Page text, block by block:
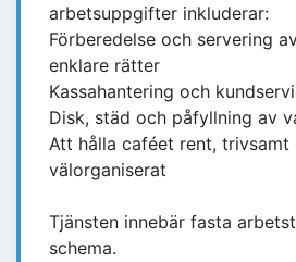
arbetsuppgifter inkluderar:
Förberedelse och servering
enklare rätter
Kassahantering och
Disk, städ och påfyllning av
Att hålla caféet rent, trivsamt
välorganiserat
Tjänsten innebär fasta
schema.